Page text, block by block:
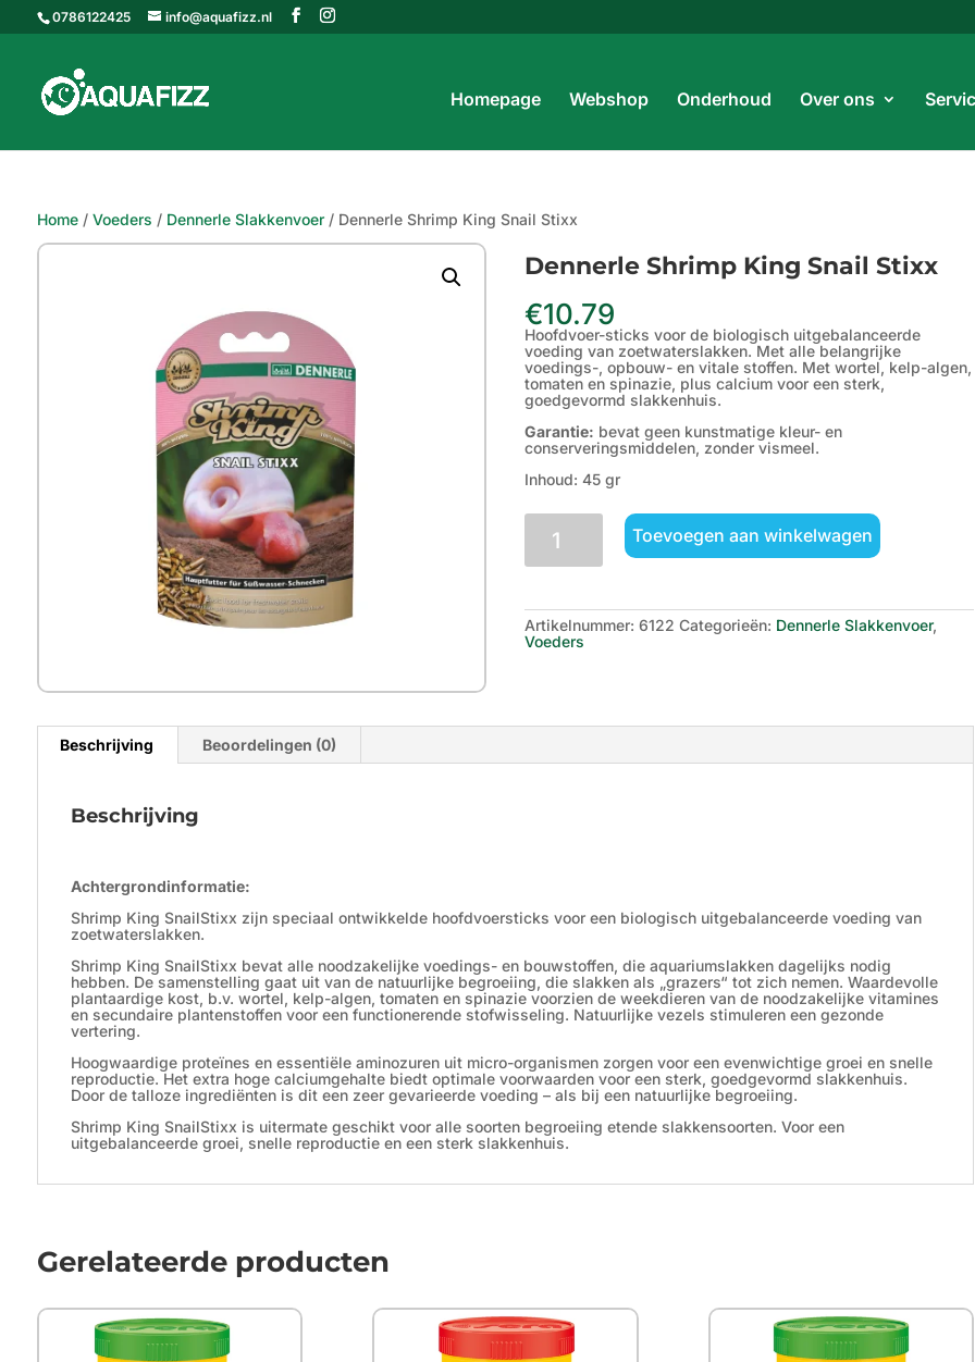
0786122425 info@aquafizz.nl
Homepage Webshop Onderhoud Over ons
Home/ Voeders / Dennerle Slakkenvoer/ Dennerle Shrimp King Snail Stixx
Dennerle Shrimp King Snail Stixx
€10.79
Hoofdvoer-sticks voor de biologisch uitgebalanceerde
voeding van zoetwaterslakken. Met alle belangrijke
voedings-, opbouw- en vitale stoffen. Met wortel, kelp-algen,
tomaten en spinazie, plus calcium voor een sterk,
goedgevormd slakkenhuis.
Garantie: bevat geen kunstmatige kleur- en
conserveringsmiddelen, zonder vismeel.
Inhoud: 45 gr
Dennerle
Shrimp
King
Snail
Toevoegen aan winkelwagen
Artikelnummer: 6122 Categorieën: Dennerle Slakkenvoer,
Voeders
Beschrijving Beoordelingen (0)
Beschrijving
Achtergrondinformatie:
Shrimp King SnailStixx zijn speciaal ontwikkelde hoofdvoersticks voor een biologisch uitgebalanceerde voeding van
zoetwaterslakken.
Shrimp King SnailStixx bevat alle noodzakelijke voedings- en bouwstoffen, die aquariumslakken dagelijks nodig
hebben. De samenstelling gaat uit van de natuurlijke begroeiing, die slakken als „grazers“ tot zich nemen. Waardevolle
plantaardige kost, b.v. wortel, kelp-algen, tomaten en spinazie voorzien de weekdieren van de noodzakelijke vitamines
en secundaire plantenstoffen voor een functionerende stofwisseling. Natuurlijke vezels stimuleren een gezonde
vertering.
Hoogwaardige proteïnes en essentiële aminozuren uit micro-organismen zorgen voor een evenwichtige groei en snelle
reproductie. Het extra hoge calciumgehalte biedt optimale voorwaarden voor een sterk, goedgevormd slakkenhuis.
Door de talloze ingrediënten is dit een zeer gevarieerde voeding – als bij een natuurlijke begroeiing.
Shrimp King SnailStixx is uitermate geschikt voor alle soorten begroeiing etende slakkensoorten. Voor een
uitgebalanceerde groei, snelle reproductie en een sterk slakkenhuis.
Gerelateerde producten